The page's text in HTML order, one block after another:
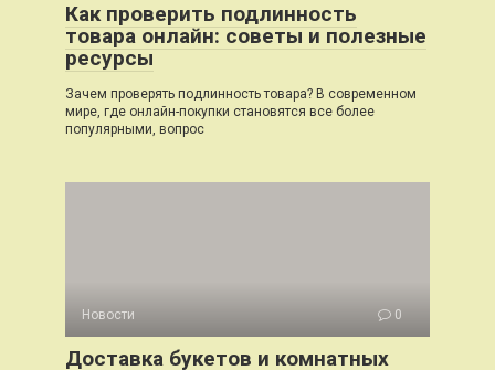
Как проверить подлинность
товара онлайн: советы и полезные
ресурсы
Зачем проверять подлинность товара? В современном
мире, где онлайн-покупки становятся все более
популярными, вопрос
Новости 0
Доставка букетов и комнатных